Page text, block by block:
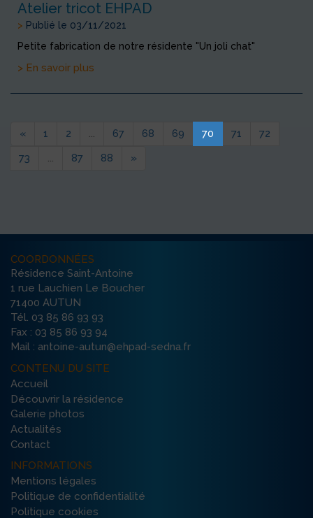
Atelier tricot EHPAD
> Publié le 03/11/2021
Petite fabrication de notre résidente "Un joli chat"
> En savoir plus
« 1 2 ... 67 68 69 70 71
72
73
... 87 88 »
COORDONNÉES
Résidence Saint-Antoine
1 rue Lauchien Le Boucher
71400 AUTUN
Tél. 03 85 86 93 93
Fax : 03 85 86 93 94
Mail : antoine-autun@ehpad-sedna.fr
CONTENU DU SITE
Accueil
Découvrir la résidence
Galerie photos
Actualités
Contact
INFORMATIONS
Mentions légales
Politique de confidentialité
Politique cookies